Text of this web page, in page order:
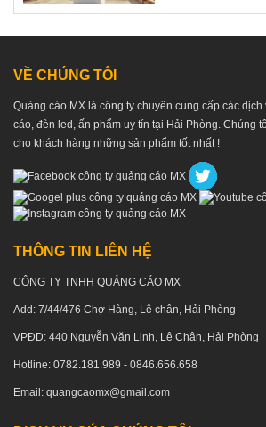
VỀ CHÚNG TÔI
Quảng cáo MX là công ty chuyên cung cấp các
cáo, đèn led, ấn phẩm uy tín tại Hải Phòng. Chúng
cho khách hàng những sản phẩm tốt nhất !
THÔNG TIN LIÊN HỆ
CÔNG TY TNHH QUẢNG CÁO MX
Add: 7/44/476 Chợ Hàng, Lê chân, Hải Phòng
VPĐD: 440 Nguyễn Văn Linh, Lê Chân, Hải Phòng
Hotline: 0782.181.989 - 0846.656.658
Email: quangcaomx@gmail.com